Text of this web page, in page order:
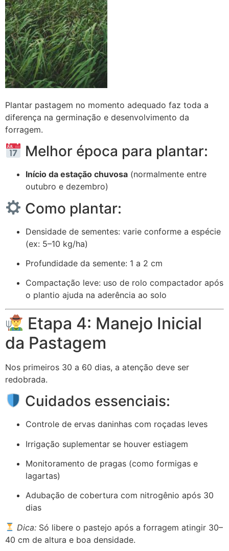
Plantar pastagem no momento adequado faz toda a
diferença na germinação e desenvolvimento da
forragem.
Melhor época para plantar:
Início da estação chuvosa (normalmente entre
outubro e dezembro)
Como plantar:
Densidade de sementes: varie conforme a espécie
(ex: 5–10 kg/ha)
Profundidade da semente: 1 a 2 cm
Compactação leve: uso de rolo compactador após
o plantio ajuda na aderência ao solo
Etapa 4: Manejo Inicial
da Pastagem
Nos primeiros 30 a 60 dias, a atenção deve ser
redobrada.
Cuidados essenciais:
Controle de ervas daninhas com roçadas leves
Irrigação suplementar se houver estiagem
Monitoramento de pragas (como formigas e
lagartas)
Adubação de cobertura com nitrogênio após 30
dias
Dica: Só libere o pastejo após a forragem atingir 30–
40 cm de altura e boa densidade.